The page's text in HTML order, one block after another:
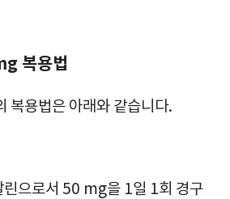
복용법
복용법은 아래와 같습니다.
린으로서 50 mg을 1일 1회 경구